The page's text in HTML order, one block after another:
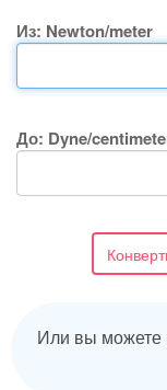
Из: Newton/meter
До: Dyne/
Или вы можете